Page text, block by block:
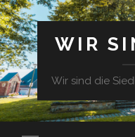
WIR
Wir sind die